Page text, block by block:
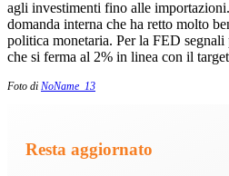
agli investimenti fino alle
domanda interna che ha retto molto
politica monetaria. Per la FED
che si ferma al 2% in linea con il
Foto di NoName_13
Resta aggiornato